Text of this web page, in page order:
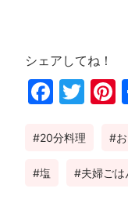
シェアしてね！
Fac
ok
Twi
20分料理
塩 夫婦ごは